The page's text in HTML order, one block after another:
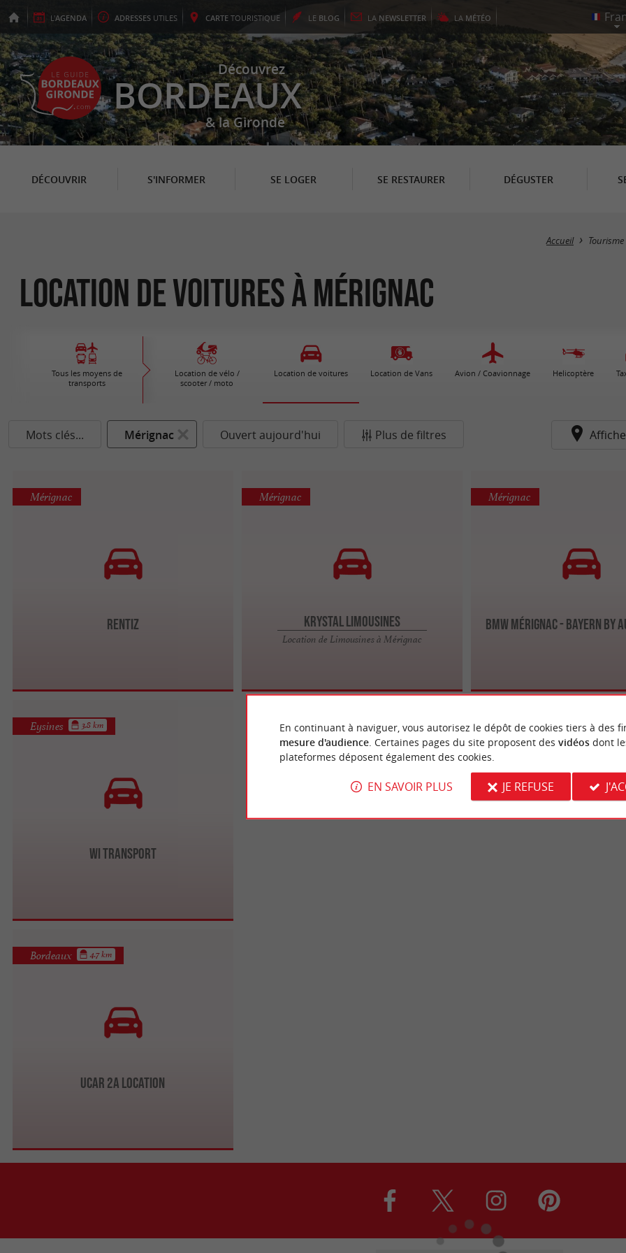
L'AGENDA ADRESSES UTILES CARTE TOURISTIQUE LE BLOG LA NEWSLETTER LA MÉTÉO
Découvrez
BORDEAUX
& la Gironde
DÉCOUVRIR S'INFORMER SE LOGER SE RESTAURER DÉGUSTER
Accueil Tourisme
Location de voitures à Mérignac
Tous les moyens de
transports
Location de vélo /
scooter / moto
Location de voitures Location de Vans Avion / Coavionnage Helicoptère
Mots clés... Mérignac Ouvert aujourd'hui Plus de filtres
Rentiz
Mérignac
Krystal limousines
Location de Limousines à Mérignac
Mérignac
BMW Mérignac - Bayern by
Mérignac
WI Transport
Eysines 3.8 km
Ucar 2A Location
Bordeaux 4.7 km
En continuant à naviguer, vous autorisez le dépôt de cookies tiers à des
mesure d'audience. Certaines pages du site proposent des vidéosdont
plateformes déposent également des cookies.
EN SAVOIR PLUS JE REFUSE